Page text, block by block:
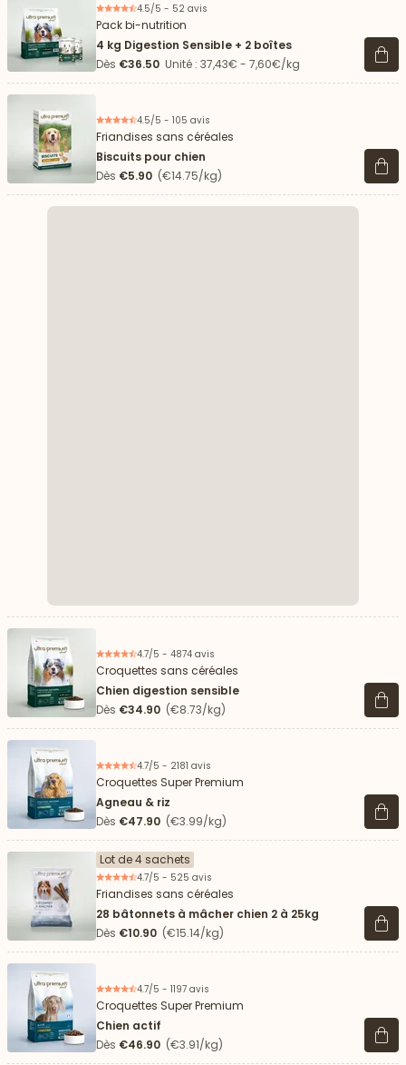
4.5/5 - 52 avis
Pack bi-nutrition
4 kg Digestion Sensible + 2 boîtes
Dès €36.50 Unité : 37,43€ - 7,60€/kg Voir
4.5/5 - 105 avis
Friandises sans céréales
Biscuits pour chien
Dès €5.90 (€14.75/kg) Voir
4.7/5 - 4874 avis
Croquettes sans céréales
Chien digestion sensible
Dès €34.90 (€8.73/kg) Voir
4.7/5 - 2181 avis
Croquettes Super Premium
Agneau & riz
Dès €47.90 (€3.99/kg) Voir
Lot de 4 sachets
4.7/5 - 525 avis
Friandises sans céréales
28 bâtonnets à mâcher chien 2 à 25kg
Dès €10.90 (€15.14/kg) Voir
4.7/5 - 1197 avis
Croquettes Super Premium
Chien actif
Dès €46.90 (€3.91/kg) Voir